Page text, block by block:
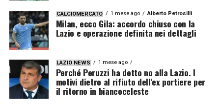
CALCIOMERCATO 1 mese ago Alberto Petrosilli
Milan, ecco Gila: accordo chiuso con la
Lazio e operazione definita nei dettagli
LAZIO NEWS 1 mese ago
Perché Peruzzi ha detto no alla Lazio. I
motivi dietro al rifiuto dell’ex portiere per
il ritorno in biancoceleste